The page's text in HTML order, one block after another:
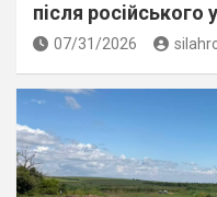
пiсля росiйського
07/31/2026